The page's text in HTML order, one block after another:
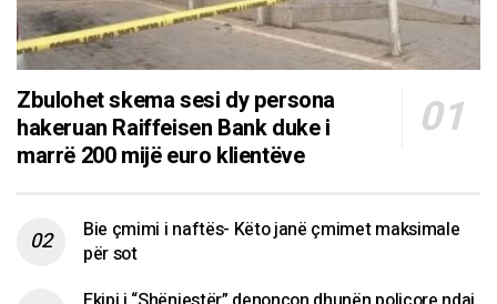
Zbulohet skema sesi dy persona
hakeruan Raiffeisen Bank duke i
marrë 200 mijë euro klientëve
Bie çmimi i naftës- Këto janë çmimet maksimale
për sot